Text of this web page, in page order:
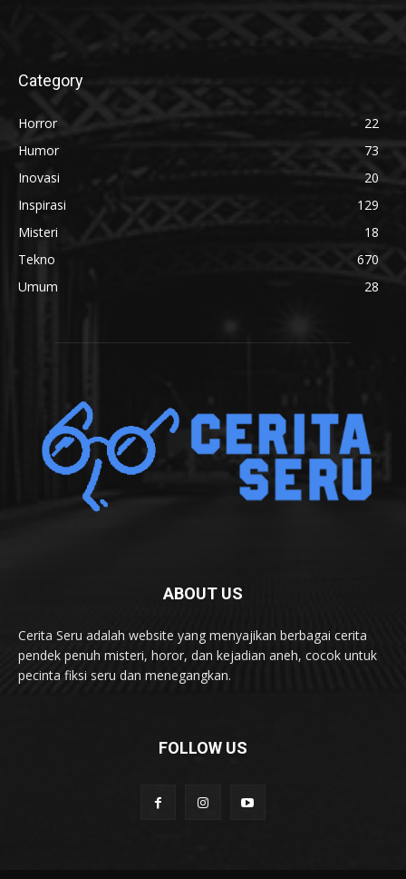
Category
Horror
22
Humor
73
Inovasi
20
Inspirasi
129
Misteri
18
Tekno
670
Umum
28
ABOUT US
Cerita Seru adalah website yang menyajikan berbagai cerita
pendek penuh misteri, horor, dan kejadian aneh, cocok untuk
pecinta fiksi seru dan menegangkan.
FOLLOW US